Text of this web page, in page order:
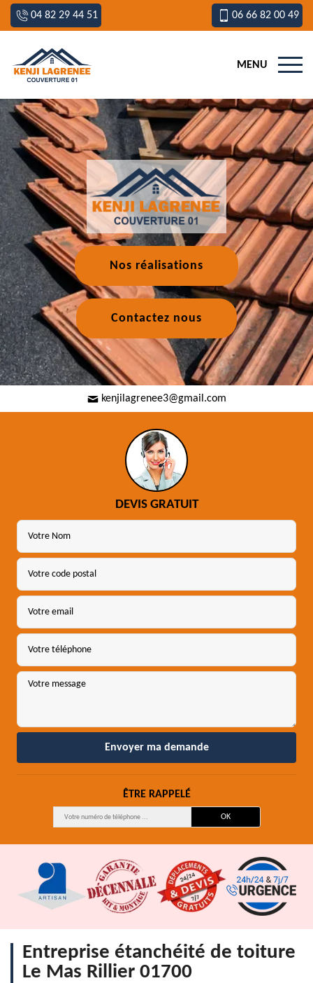
04 82 29 44 51 06 66 82 00 49
MENU
Nos réalisations
Contactez nous
kenjilagrenee3@gmail.com
DEVIS GRATUIT
ÊTRE RAPPELÉ
Entreprise étanchéité de toiture
Le Mas Rillier 01700